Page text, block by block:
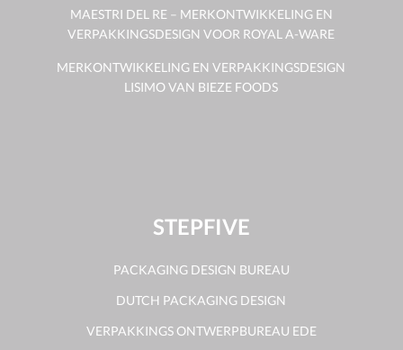
MAESTRI DEL RE – MERKONTWIKKELING EN
VERPAKKINGSDESIGN VOOR ROYAL A-WARE
MERKONTWIKKELING EN VERPAKKINGSDESIGN
LISIMO VAN BIEZE FOODS
STEPFIVE
PACKAGING DESIGN BUREAU
DUTCH PACKAGING DESIGN
VERPAKKINGS ONTWERPBUREAU EDE